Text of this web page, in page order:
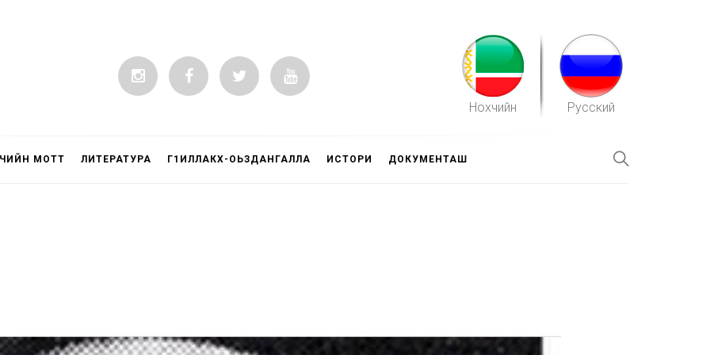
Нохчийн Русский
МОТТ ЛИТЕРАТУРА Г1ИЛЛАКХ-ОЬЗДАНГАЛЛА ИСТОРИ ДОКУМЕНТАШ